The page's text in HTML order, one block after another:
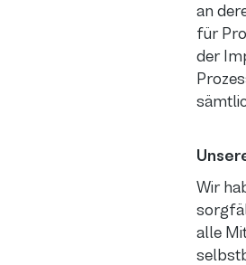
an
für
der
Wir
alle